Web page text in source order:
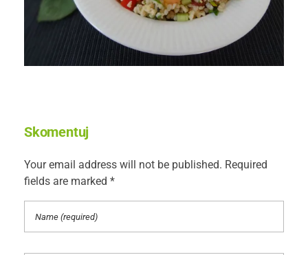
Skomentuj
Your email address will not be published. Required
fields are marked *